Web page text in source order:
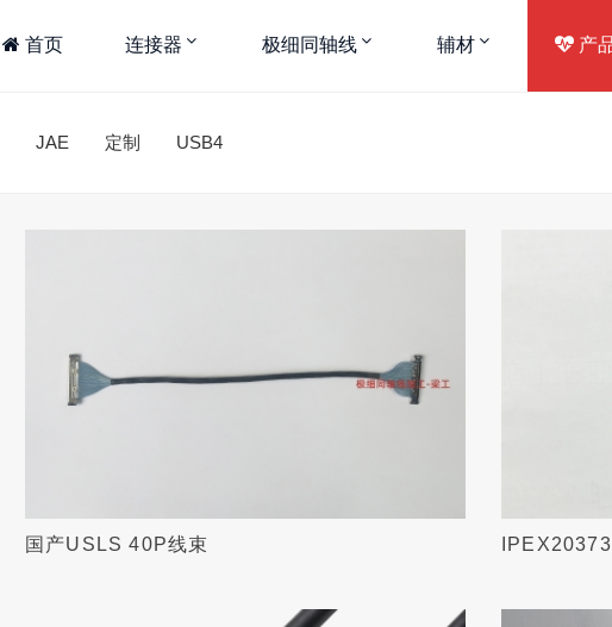
首页 连接器 极细同轴线 辅材 产
JAE 定制 USB4
国产USLS 40P线束